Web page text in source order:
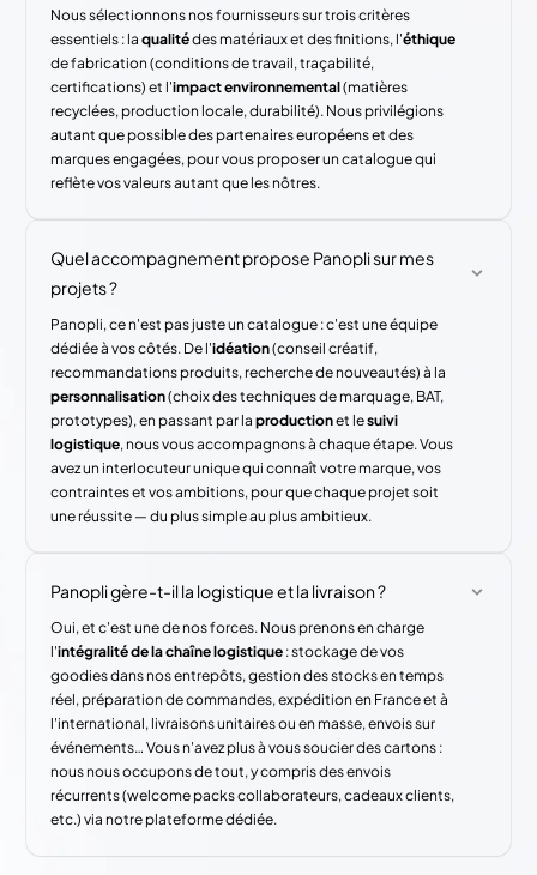
Nous sélectionnons nos fournisseurs sur trois critères
essentiels : laqualitédes matériaux et des finitions, l'éthique
de fabrication (conditions de travail, traçabilité,
certifications) et l'impact environnemental(matières
recyclées, production locale, durabilité). Nous privilégions
autant que possible des partenaires européens et des
marques engagées, pour vous proposer un catalogue qui
reflète vos valeurs autant que les nôtres.
Quel accompagnement propose Panopli sur mes
projets ?
Panopli, ce n'est pas juste un catalogue : c'est une équipe
dédiée à vos côtés. De l'idéation(conseil créatif,
recommandations produits, recherche de nouveautés) à la
personnalisation(choix des techniques de marquage, BAT,
prototypes), en passant par laproductionet lesuivi
logistique, nous vous accompagnons à chaque étape. Vous
avez un interlocuteur unique qui connaît votre marque, vos
contraintes et vos ambitions, pour que chaque projet soit
une réussite — du plus simple au plus ambitieux.
Panopli gère-t-il la logistique et la livraison ?
Oui, et c'est une de nos forces. Nous prenons en charge
l'intégralité de la chaîne logistique : stockage de vos
goodies dans nos entrepôts, gestion des stocks en temps
réel, préparation de commandes, expédition en France et à
l'international, livraisons unitaires ou en masse, envois sur
événements… Vous n'avez plus à vous soucier des cartons :
nous nous occupons de tout, y compris des envois
récurrents (welcome packs collaborateurs, cadeaux clients,
etc.) via notre plateforme dédiée.